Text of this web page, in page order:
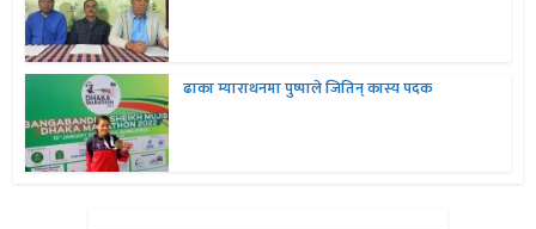
ढाका म्याराथनमा पुष्पाले जितिन् कास्य पदक